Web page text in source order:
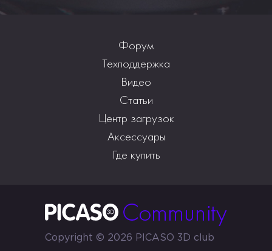
Форум
Техподдержка
Видео
Статьи
Центр загрузок
Аксессуары
Где купить
Copyright © 2026 PICASO 3D club